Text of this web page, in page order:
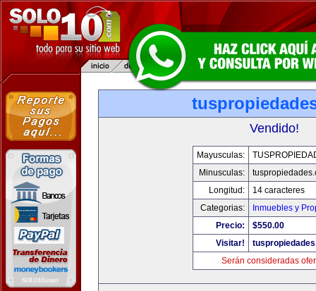
Vendido!
Mayusculas:
Minusculas:
Longitud:
14 caracteres
Categorias:
Inmuebles y
Precio:
$550.00
Visitar!
Serán consideradas